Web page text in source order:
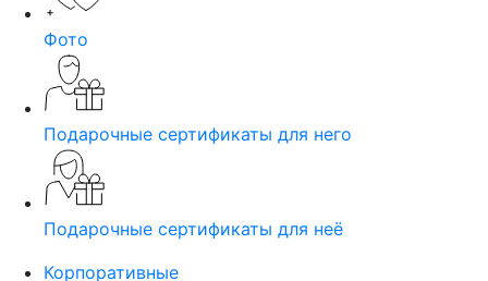
Фото
Подарочные сертификаты для него
Подарочные сертификаты для неё
Корпоративные